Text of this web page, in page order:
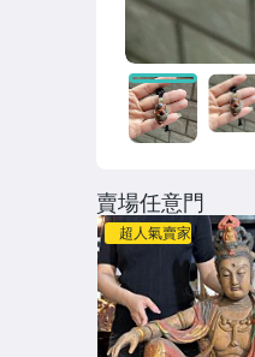
賣場任意門
超人氣賣家